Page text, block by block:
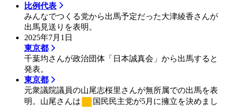
比例代表
みんなでつくる党から出馬予定だった大津綾香さんが
出馬見送りを表明。
2025年7月1日
東京都
千葉均さんが政治団体「日本誠真会」から出馬すると
発表。
東京都
元衆議院議員の山尾志桜里さんが無所属での出馬を表
明。山尾さんは
国民民主党が5月に擁立を決めまし